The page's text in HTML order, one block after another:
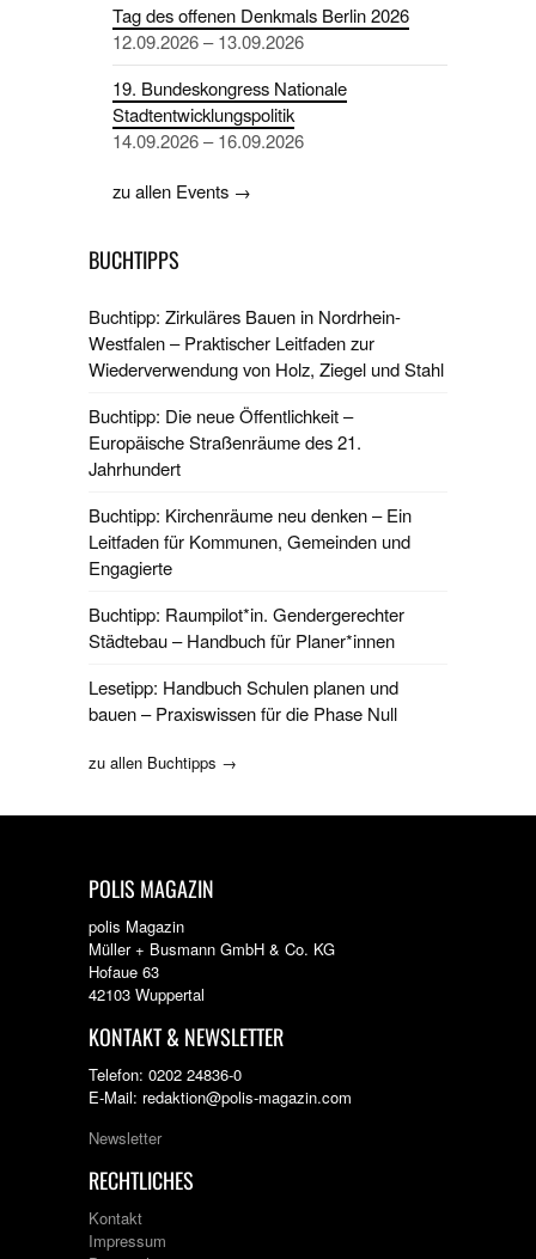
Tag des offenen Denkmals Berlin 2026
12.09.2026 – 13.09.2026
19. Bundeskongress Nationale
Stadtentwicklungspolitik
14.09.2026 – 16.09.2026
zu allen Events →
BUCHTIPPS
Buchtipp: Zirkuläres Bauen in Nordrhein-
Westfalen – Praktischer Leitfaden zur
Wiederverwendung von Holz, Ziegel und Stahl
Buchtipp: Die neue Öffentlichkeit –
Europäische Straßenräume des 21.
Jahrhundert
Buchtipp: Kirchenräume neu denken – Ein
Leitfaden für Kommunen, Gemeinden und
Engagierte
Buchtipp: Raumpilot*in. Gendergerechter
Städtebau – Handbuch für Planer*innen
Lesetipp: Handbuch Schulen planen und
bauen – Praxiswissen für die Phase Null
zu allen Buchtipps →
POLIS MAGAZIN
polis Magazin
Müller + Busmann GmbH & Co. KG
Hofaue 63
42103 Wuppertal
KONTAKT & NEWSLETTER
Telefon: 0202 24836-0
E-Mail: redaktion@polis-magazin.com
Newsletter
RECHTLICHES
Kontakt
Impressum